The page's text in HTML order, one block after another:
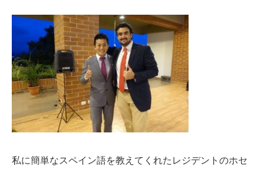
私に簡単なスペイン語を教えてくれたレジデントのホセ